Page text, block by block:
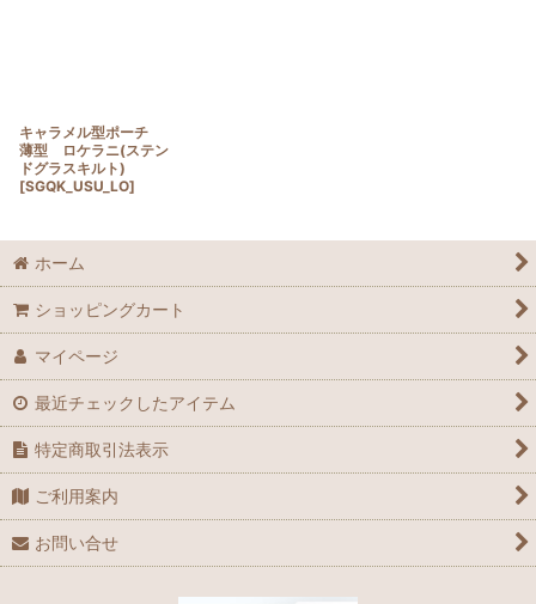
キャラメル型ポーチ
薄型 ロケラニ(ステン
ドグラスキルト)
[SGQK_USU_LO]
ホーム
ショッピングカート
マイページ
最近チェックしたアイテム
特定商取引法表示
ご利用案内
お問い合せ